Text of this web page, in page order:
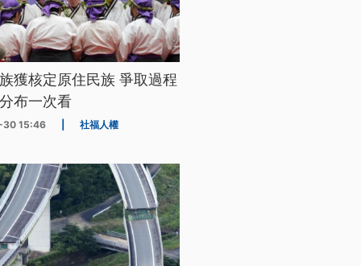
獲核定原住民族 爭取過程
布一次看
15:46 社福人權